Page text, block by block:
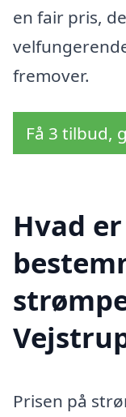
en fair pris,
fremover.
Få 3 tilbud,
Hvad
Prisen på